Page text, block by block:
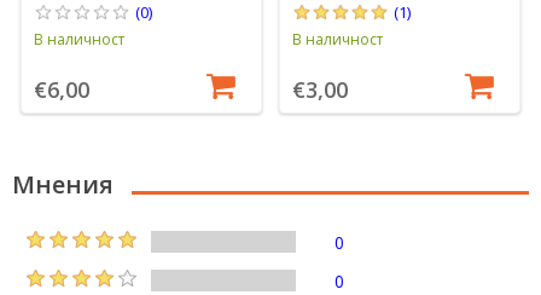
(0)
В наличност
€6,00
(1)
В наличност
€3,00
Мнения
0
0